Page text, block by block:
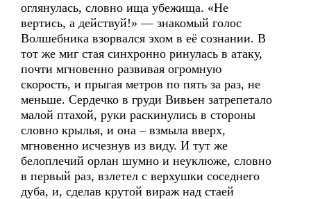
оглянулась, словно ища убежища. «Не
вертись, а действуй!» — знакомый голос
Волшебника взорвался эхом в её сознании. В
тот же миг стая синхронно ринулась в атаку,
почти мгновенно развивая огромную
скорость, и прыгая метров по пять за раз, не
меньше. Сердечко в груди Вивьен затрепетало
малой птахой, руки раскинулись в стороны
словно крылья, и она – взмыла вверх,
мгновенно исчезнув из виду. И тут же
белоплечий орлан шумно и неуклюже, словно
в первый раз, взлетел с верхушки соседнего
дуба, и, сделав крутой вираж над стаей